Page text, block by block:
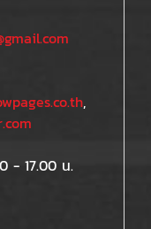
,
- 17.00 น.